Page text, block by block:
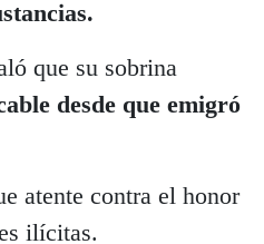
que su sobrina
desde que emigró
atente contra el honor
ilícitas.